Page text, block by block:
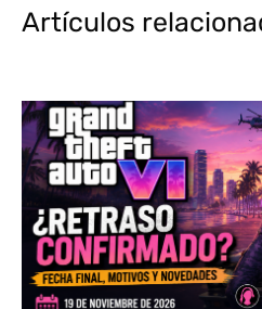
Artículos